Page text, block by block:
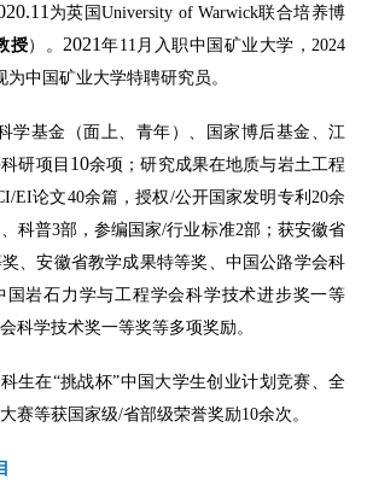
为英国University of Warwick联合培养博
授）。2021年11 月入职中国矿业大学，2024
为中国矿业大学特聘研究员。
学基金（面上、青年）、国家博后基金、江
研项目 10余项；研究成果在地质与岩土工程
EI论文40余篇，授权/公开国家发明专利 20余
科普3部，参编国家/行业标准2部；获安徽省
、安徽省教学成果特等奖、中国公路学会科
国岩石力学与工程学会科学技术进步奖一等
科学技术奖一等奖等多项奖励。
生在“挑战杯”中国大学生创业计划竞赛、全
赛等获国家级/省部级荣誉奖励10余次。